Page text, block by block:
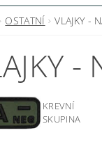
OSTATNÍ VLAJKY -
-
KREVNÍ
SKUPINA